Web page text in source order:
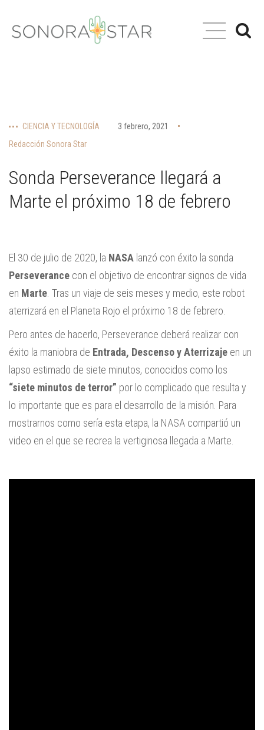
CIENCIA Y TECNOLOGÍA
3 febrero, 2021
Redacción Sonora Star
Sonda Perseverance llegará a
Marte el próximo 18 de febrero
El 30 de julio de 2020, la NASA lanzó con éxito la sonda
Perseverance con el objetivo de encontrar signos de vida
en Marte . Tras un viaje de seis meses y medio, este robot
aterrizará en el Planeta Rojo el próximo 18 de febrero.
Pero antes de hacerlo, Perseverance deberá realizar con
éxito la maniobra de Entrada, Descenso y Aterrizaje en un
lapso estimado de siete minutos, conocidos como los
“siete minutos de terror” por lo complicado que resulta y
lo importante que es para el desarrollo de la misión. Para
mostrarnos como sería esta etapa, la NASA compartió un
video en el que se recrea la vertiginosa llegada a Marte.